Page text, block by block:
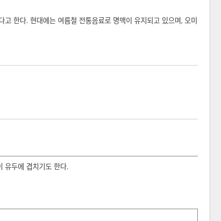
고 한다. 현대에는 여름철 전통음료로 명맥이 유지되고 있으며, 오미
유두에 겹치기도 한다.